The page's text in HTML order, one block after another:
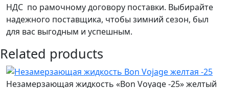
НДС по рамочному договору поставки. Выбирайте
надежного поставщика, чтобы зимний сезон, был
для вас выгодным и успешным.
Related products
Незамерзающая жидкость «Bon Voyage -25» желтый